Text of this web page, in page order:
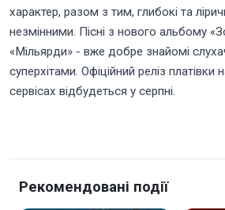
характер, разом з тим, глибокі та
незмінними. Пicнi з нового альбому
«Мiльярди» - вже добре знайомі
суперхітами. Офiцiйний релiз платiвки
сервісах вiдбудеться у серпнi.
Рекомендовані події